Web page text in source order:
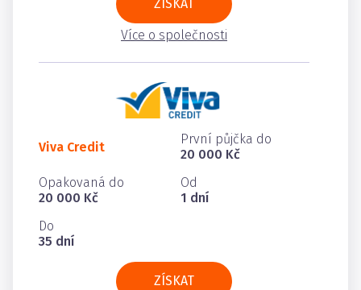
ZÍSKAT
Více o společnosti
Viva Credit
První půjčka do
20 000 Kč
Opakovaná do
20 000 Kč
Od
1 dní
Do
35 dní
ZÍSKAT